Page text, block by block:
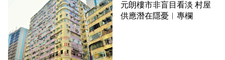
元朗樓市非盲目看淡 村屋
供應潛在隱憂︳專欄